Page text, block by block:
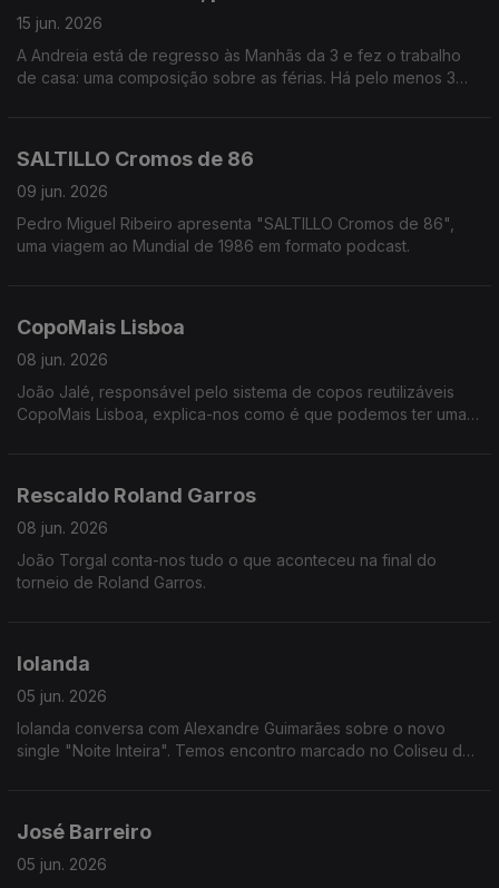
15 jun. 2026
A Andreia está de regresso às Manhãs da 3 e fez o trabalho
de casa: uma composição sobre as férias. Há pelo menos 3
SALTILLO Cromos de 86
09 jun. 2026
Pedro Miguel Ribeiro apresenta "SALTILLO Cromos de 86",
uma viagem ao Mundial de 1986 em formato podcast.
CopoMais Lisboa
08 jun. 2026
João Jalé, responsável pelo sistema de copos reutilizáveis
CopoMais Lisboa, explica-nos como é que podemos ter uma
Rescaldo Roland Garros
08 jun. 2026
João Torgal conta-nos tudo o que aconteceu na final do
torneio de Roland Garros.
Iolanda
05 jun. 2026
Iolanda conversa com Alexandre Guimarães sobre o novo
single "Noite Inteira". Temos encontro marcado no Coliseu dos
José Barreiro
05 jun. 2026